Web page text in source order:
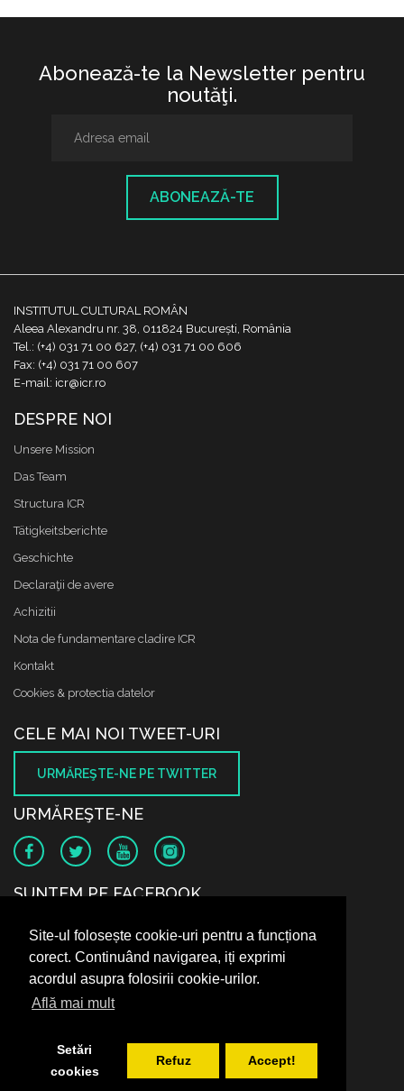
Site-ul folosește cookie-uri pentru a funcționa
corect. Continuând navigarea, iți exprimi
acordul asupra folosirii cookie-urilor.
Află mai mult
Setări
cookies
Refuz Accept!
Abonează-te la Newsletter pentru
noutăţi.
ABONEAZĂ-TE
INSTITUTUL CULTURAL ROMÂN
Aleea Alexandru nr. 38, 011824 București, România
Tel.: (+4) 031 71 00 627, (+4) 031 71 00 606
Fax: (+4) 031 71 00 607
E-mail: icr@icr.ro
DESPRE NOI
Unsere Mission
Das Team
Structura ICR
Tätigkeitsberichte
Geschichte
Declaraţii de avere
Achizitii
Nota de fundamentare cladire ICR
Kontakt
Cookies & protectia datelor
CELE MAI NOI TWEET-URI
URMĂREŞTE-NE PE TWITTER
URMĂREŞTE-NE
SUNTEM PE FACEBOOK